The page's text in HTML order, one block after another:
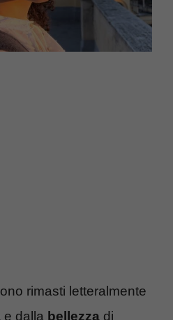
rimasti letteralmente
e dalla bellezza di